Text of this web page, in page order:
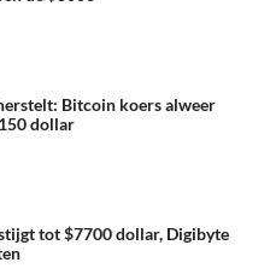
Bitcoin koers alweer
dollar
tot $7700 dollar, Digibyte